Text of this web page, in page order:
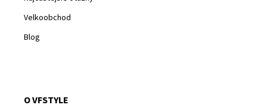
Velkoobchod
Blog
O VFSTYLE